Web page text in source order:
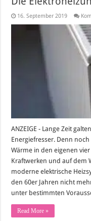
16. September 2019
ANZEIGE - Lange Zeit
Energiefresser. Denn
Wärme in den eigenen
Kraftwerken und auf dem
moderne elektrische
den 60er Jahren nicht
unter bestimmten
Read More »